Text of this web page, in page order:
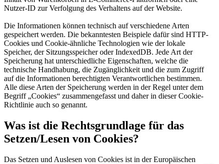
Nutzer-ID zur Verfolgung des Verhaltens auf der Website.
Die Informationen können technisch auf verschiedene Arten
gespeichert werden. Die bekanntesten Beispiele dafür sind HTTP-
Cookies und Cookie-ähnliche Technologien wie der lokale
Speicher, der Sitzungsspeicher oder IndexedDB. Jede Art der
Speicherung hat unterschiedliche Eigenschaften, welche die
technische Handhabung, die Zugänglichkeit und die zum Zugriff
auf die Informationen berechtigten Verantwortlichen bestimmen.
Alle diese Arten der Speicherung werden in der Regel unter dem
Begriff „Cookies“ zusammengefasst und daher in dieser Cookie-
Richtlinie auch so genannt.
Was ist die Rechtsgrundlage für das
Setzen/Lesen von Cookies?
Das Setzen und Auslesen von Cookies ist in der Europäischen